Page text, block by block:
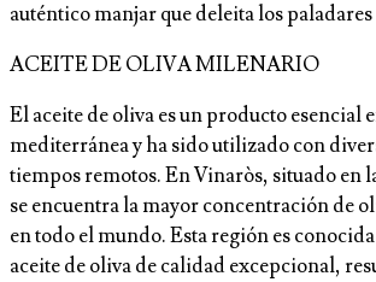
auténtico manjar que deleita los
ACEITE DE OLIVA MILENARIO
El aceite de oliva es un producto esencial
mediterránea y ha sido utilizado con
tiempos remotos. En Vinaròs, situado en
se encuentra la mayor concentración de
en todo el mundo. Esta región es
aceite de oliva de calidad excepcional,